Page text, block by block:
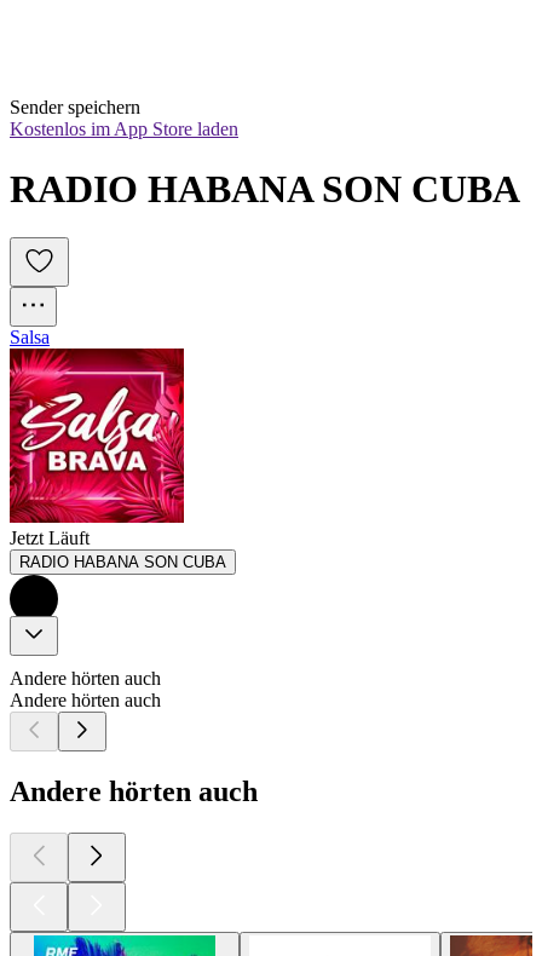
Sender speichern
Kostenlos im App Store laden
RADIO HABANA SON CUBA
Salsa
Jetzt Läuft
RADIO HABANA SON CUBA
Andere hörten auch
Andere hörten auch
Andere hörten auch